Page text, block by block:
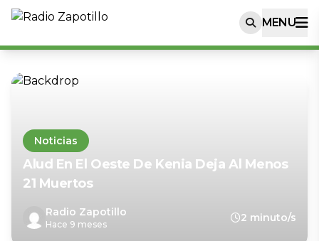
MENU
Noticias
Alud En El Oeste De Kenia Deja Al Menos
21 Muertos
Radio Zapotillo
Hace 9 meses
2 minuto/s